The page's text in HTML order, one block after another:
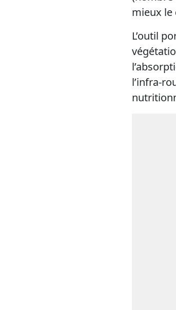
mieux le
L’outil
l’infra-